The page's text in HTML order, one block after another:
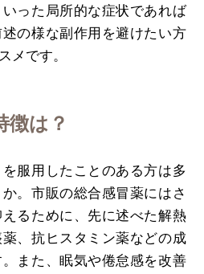
った局所的な症状であれば
述の様な副作用を避けたい方
メです。
徴は？
服用したことのある方は多
。市販の総合感冒薬にはさ
るために、先に述べた解熱
、抗ヒスタミン薬などの成
また、眠気や倦怠感を改善